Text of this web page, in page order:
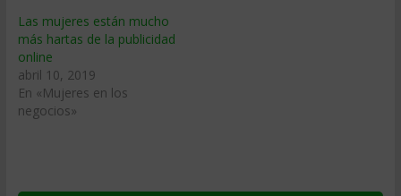
Las mujeres están mucho
más hartas de la publicidad
online
abril 10, 2019
En «Mujeres en los
negocios»